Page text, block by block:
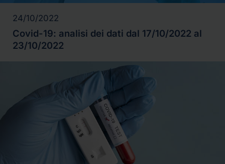
24/10/2022
Covid-19: analisi dei dati dal 17/10/2022 al
23/10/2022